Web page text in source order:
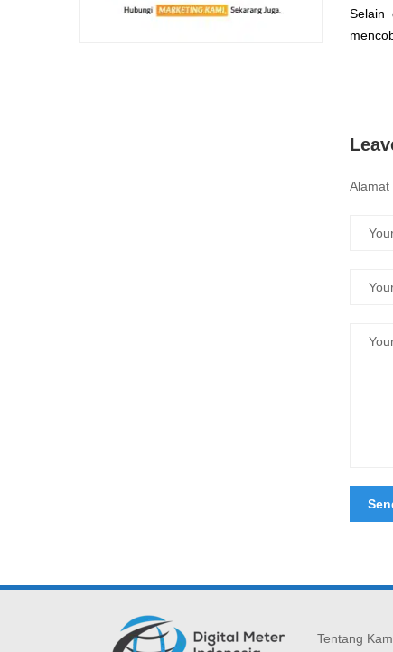
Selain
Alamat
Tentang